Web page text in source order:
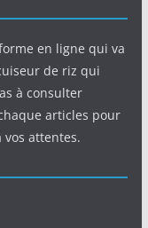
en ligne qui va
de riz qui
à consulter
articles pour
attentes.